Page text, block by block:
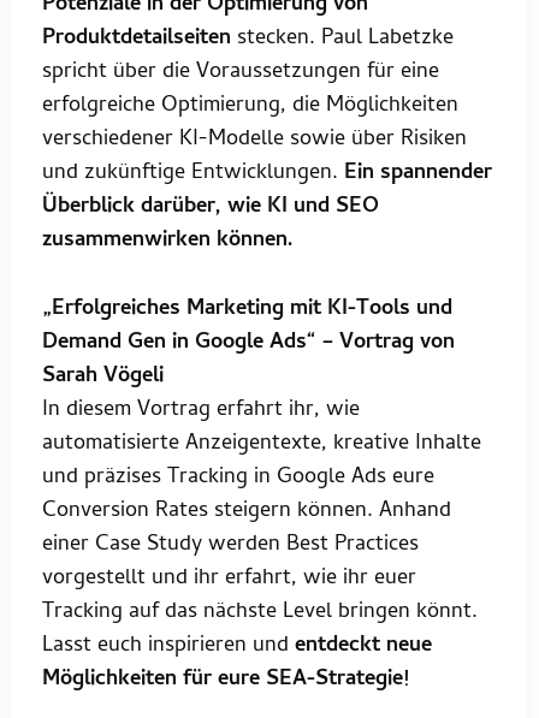
Produktdetailseiten stecken. Paul Labetzke
spricht über die Voraussetzungen für eine
erfolgreiche Optimierung, die Möglichkeiten
verschiedener KI-Modelle sowie über Risiken
und zukünftige Entwicklungen. Ein spannender
Überblick darüber, wie KI und SEO
zusammenwirken können.
„Erfolgreiches Marketing mit KI-Tools und
Demand Gen in Google Ads“ – Vortrag von
Sarah Vögeli
In diesem Vortrag erfahrt ihr, wie
automatisierte Anzeigentexte, kreative Inhalte
und präzises Tracking in Google Ads eure
Conversion Rates steigern können. Anhand
einer Case Study werden Best Practices
vorgestellt und ihr erfahrt, wie ihr euer
Tracking auf das nächste Level bringen könnt.
Lasst euch inspirieren und entdeckt neue
Möglichkeiten für eure SEA-Strategie!